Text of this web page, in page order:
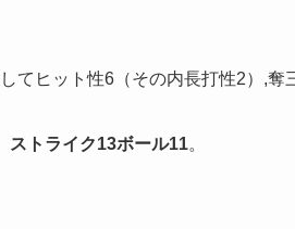
てヒット性6（その内長打性2）,奪
ストライク13ボール11。